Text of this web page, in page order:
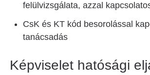
felülvizsgálata, azzal
CsK és KT kód besorolással
tanácsadás
Képviselet hatósági